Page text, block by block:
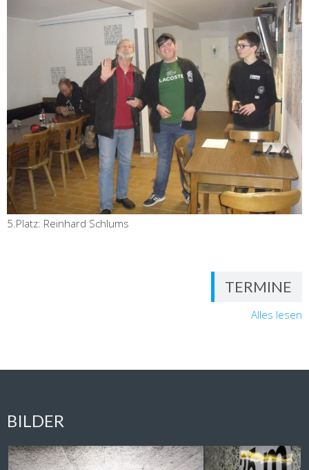
5.Platz: Reinhard Schlums
TERMINE
Alles lesen
BILDER